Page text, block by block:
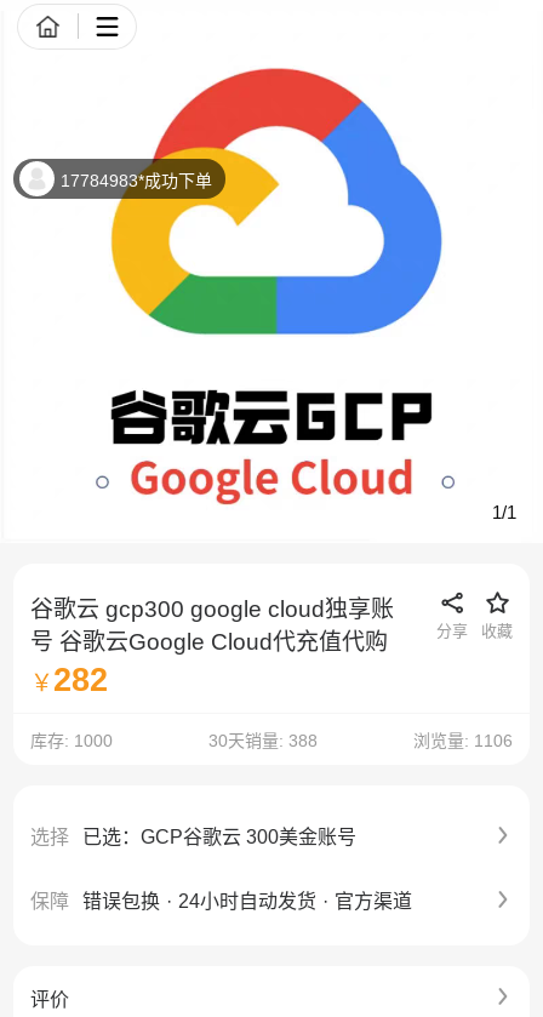
17784983*成功下单
1/1
谷歌云 gcp300 google cloud独享账
号 谷歌云Google Cloud代充值代购
分享 收藏
￥ 282
库存: 1000 30天销量: 388 浏览量: 1106
选择 已选：GCP谷歌云 300美金账号
保障 错误包换 · 24小时自动发货 · 官方渠道
评价